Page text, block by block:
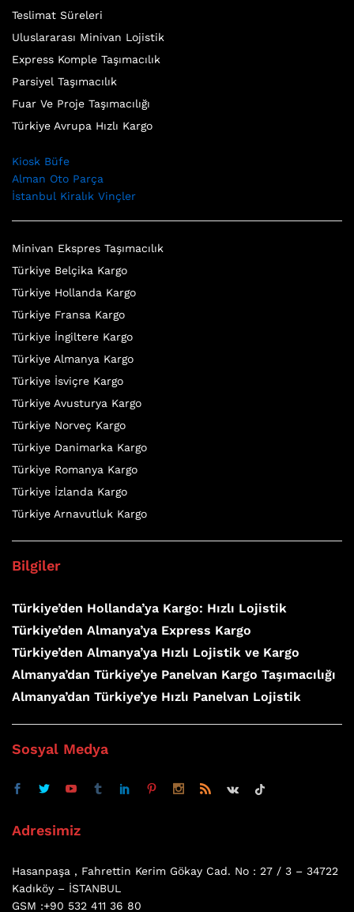
Teslimat Süreleri
Uluslararası Minivan Lojistik
Express Komple Taşımacılık
Parsiyel Taşımacılık
Fuar Ve Proje Taşımacılığı
Türkiye Avrupa Hızlı Kargo
Kiosk Büfe
Alman Oto Parça
İstanbul Kiralık Vinçler
Minivan Ekspres Taşımacılık
Türkiye Belçika Kargo
Türkiye Hollanda Kargo
Türkiye Fransa Kargo
Türkiye İngiltere Kargo
Türkiye Almanya Kargo
Türkiye İsviçre Kargo
Türkiye Avusturya Kargo
Türkiye Norveç Kargo
Türkiye Danimarka Kargo
Türkiye Romanya Kargo
Türkiye İzlanda Kargo
Türkiye Arnavutluk Kargo
Bilgiler
Türkiye’den Hollanda’ya Kargo: Hızlı Lojistik
Türkiye’den Almanya’ya Express Kargo
Türkiye’den Almanya’ya Hızlı Lojistik ve Kargo
Almanya’dan Türkiye’ye Panelvan Kargo Taşımacılığı
Almanya’dan Türkiye’ye Hızlı Panelvan Lojistik
Sosyal Medya
Adresimiz
Hasanpaşa , Fahrettin Kerim Gökay Cad. No : 27 / 3 – 34722
Kadıköy – İSTANBUL
GSM :+90 532 411 36 80